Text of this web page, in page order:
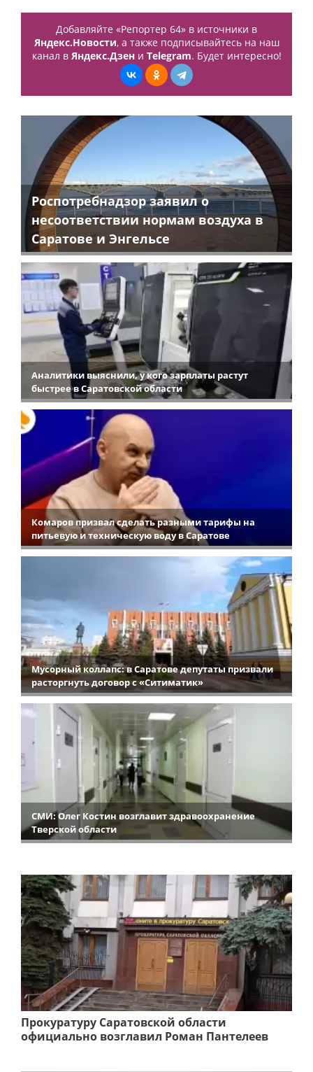
Добавляйте «Репортер 64» в источники в
Яндекс.Новости, а также подписывайтесь на наш
канал в Яндекс.Дзени Telegram. Будет интересно!
Роспотребнадзор заявил о
несоответствии нормам воздуха в
Саратове и Энгельсе
Аналитики выяснили, у кого зарплаты растут
быстрее в Саратовской области
Комаров призвал сделать разными тарифы на
питьевую и техническую воду в Саратове
Мусорный коллапс: в Саратове депутаты призвали
расторгнуть договор с «Ситиматик»
СМИ: Олег Костин возглавит здравоохранение
Тверской области
Прокуратуру Саратовской области
официально возглавил Роман Пантелеев